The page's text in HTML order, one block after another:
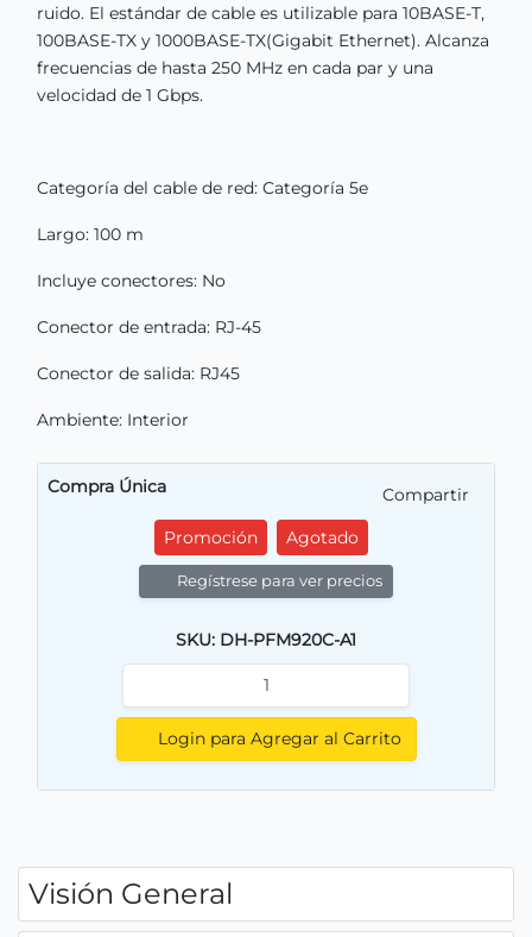
ruido. El estándar de cable es utilizable para 10BASE-T,
100BASE-TX y 1000BASE-TX(Gigabit Ethernet). Alcanza
frecuencias de hasta 250 MHz en cada par y una
velocidad de 1 Gbps.
Categoría del cable de red: Categoría 5e
Largo: 100 m
Incluye conectores: No
Conector de entrada: RJ-45
Conector de salida: RJ45
Ambiente: Interior
Compra Única
Compartir
Promoción
Agotado
Regístrese para ver precios
SKU: DH-PFM920C-A1
Login para Agregar al Carrito
Visión General